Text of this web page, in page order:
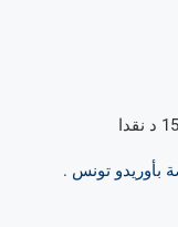
بأوريدو تونس .